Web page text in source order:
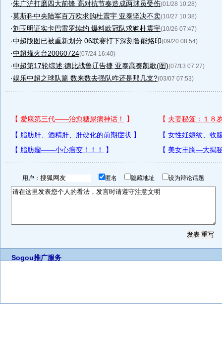
·朱广沪打磨四大前锋 高对抗节奏造成两球员受伤(01/28 10:28)
·莫斯科中央陆军百万欧求购杜震宇 亚泰坚决不卖(10/27 10:38)
·刘玉明证实卡巴雷罗续约 爆料欧冠队求购杜震宇(10/26 07:47)
·中超版图已被重新划分 06联赛打下深刻鲁能烙印(09/20 08:54)
·中超烽火台20060724(07/24 16:40)
·中超第17轮综述:德比战鲁辽告捷 亚泰高奏凯歌(图)(07/13 07:27)
·娱乐中超之球队篇 数来数去强队咋还是那几支?(03/07 07:53)
用户： 匿名 隐藏地址 设为辩论话题
Sogou推广服务